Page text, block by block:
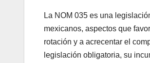
La NOM 035 es una
mexicanos, aspectos que
rotación y a acrecentar el
legislación obligatoria, su